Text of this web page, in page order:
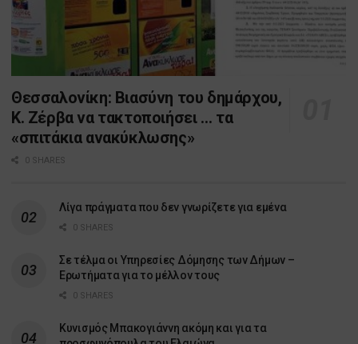
Θεσσαλονίκη: Βιασύνη του δημάρχου,
Κ. Ζέρβα να τακτοποιήσει … τα
«σπιτάκια ανακύκλωσης»
0 SHARES
Λίγα πράγματα που δεν γνωρίζετε για εμένα
0 SHARES
Σε τέλμα οι Υπηρεσίες Δόμησης των Δήμων –
Ερωτήματα για το μέλλον τους
0 SHARES
Κυνισμός Μπακογιάννη ακόμη και για τα